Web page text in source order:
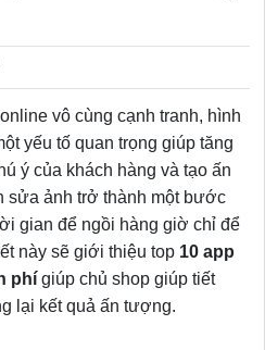
vô cùng cạnh tranh, hình
yếu tố quan trọng giúp tăng
ý của khách hàng và tạo ấn
sửa ảnh trở thành một bước
gian để ngồi hàng giờ chỉ để
này sẽ giới thiệu top 10 app
phí giúp chủ shop giúp tiết
lại kết quả ấn tượng.